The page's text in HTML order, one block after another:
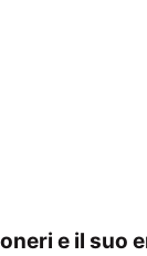
e il suo